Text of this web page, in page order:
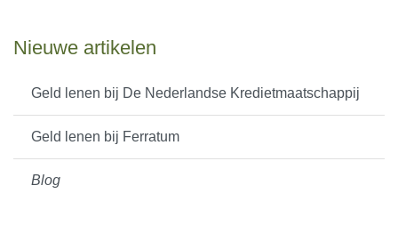
Nieuwe artikelen
Geld lenen bij De Nederlandse Kredietmaatschappij
Geld lenen bij Ferratum
Blog